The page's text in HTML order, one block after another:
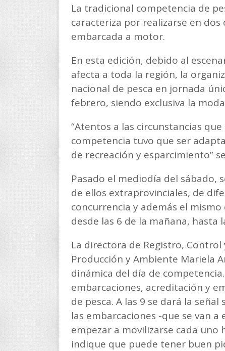
La tradicional competencia de
caracteriza por realizarse en
embarcada a motor.
En esta edición, debido al
afecta a toda la región, la
nacional de pesca en jornada
febrero, siendo exclusiva la
“Atentos a las circunstancias
competencia tuvo que ser
de recreación y esparcimiento”
Pasado el mediodía del sábado,
de ellos extraprovinciales, de
concurrencia y además el
desde las 6 de la mañana, hasta
La directora de Registro,
Producción y Ambiente Mariela
dinámica del día de
embarcaciones, acreditación y
de pesca. A las 9 se dará la
las embarcaciones -que se van
empezar a movilizarse cada
indique que puede tener buen